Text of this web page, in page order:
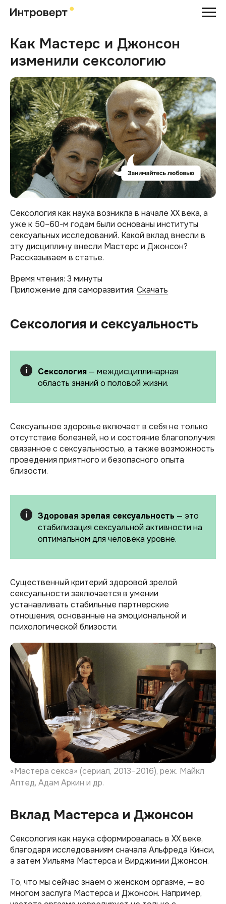
Как Мастерс и Джонсон
изменили сексологию
Сексология как наука возникла в начале XX века, а
уже к 50–60-м годам были основаны институты
сексуальных исследований. Какой вклад внесли в
эту дисциплину внесли Мастерс и Джонсон?
Рассказываем в статье.
Время чтения: 3 минуты
Приложение для саморазвития. Скачать
Сексология и сексуальность
Сексология — междисциплинарная
область знаний о половой жизни.
Сексуальное здоровье включает в себя не только
отсутствие болезней, но и состояние благополучия
связанное с сексуальностью, а также возможность
проведения приятного и безопасного опыта
близости.
Здоровая зрелая сексуальность — это
стабилизация сексуальной активности на
оптимальном для человека уровне.
Существенный критерий здоровой зрелой
сексуальности заключается в умении
устанавливать стабильные партнерские
отношения, основанные на эмоциональной и
психологической близости.
«Мастера секса» (сериал, 2013–2016), реж. Майкл
Аптед, Адам Аркин и др.
Вклад Мастерса и Джонсон
Сексология как наука сформировалась в XX веке,
благодаря исследованиям сначала Альфреда Кинси,
а затем Уильяма Мастерса и Вирджинии Джонсон.
То, что мы сейчас знаем о женском оргазме, — во
многом заслуга Мастерса и Джонсон. Например,